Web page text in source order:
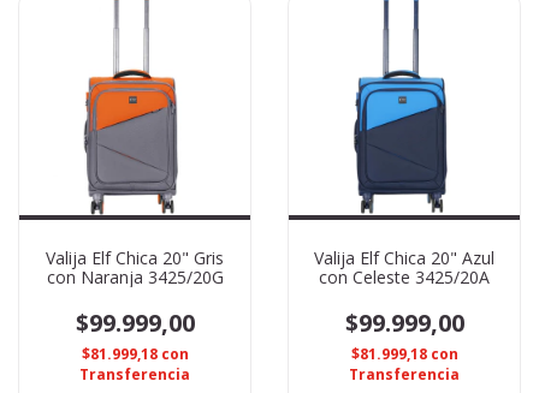
Valija Elf Chica 20" Gris
con Naranja 3425/20G
$99.999,00
$81.999,18 con
Transferencia
Valija Elf Chica 20" Azul
con Celeste 3425/20A
$99.999,00
$81.999,18 con
Transferencia